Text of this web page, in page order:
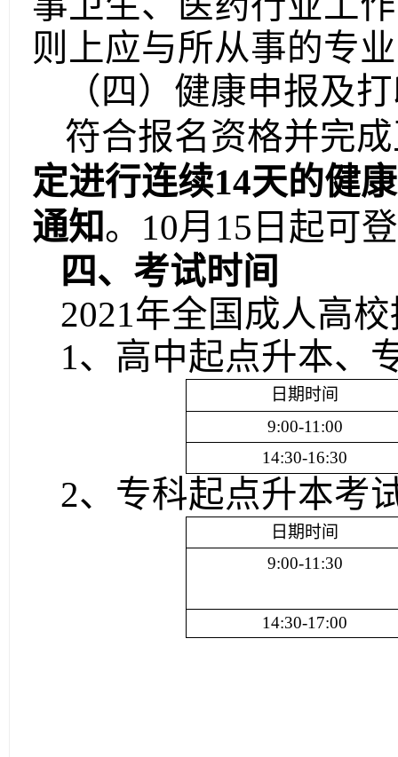
则上应与所从事的专
（四） 健康申报及
符合报名资格并完
定进行连续14天的健
通知。 10月15日起可
四、 考试时间
2021年全国成人高
1、 高中起点升本、
日期时间
9:00-11:00
14:30-16:30
2、专科起点升本考
日期时间
9:00-11:30
14:30-17:00